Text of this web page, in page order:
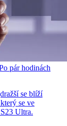
pár hodinách
se blíží
se ve
Ultra.